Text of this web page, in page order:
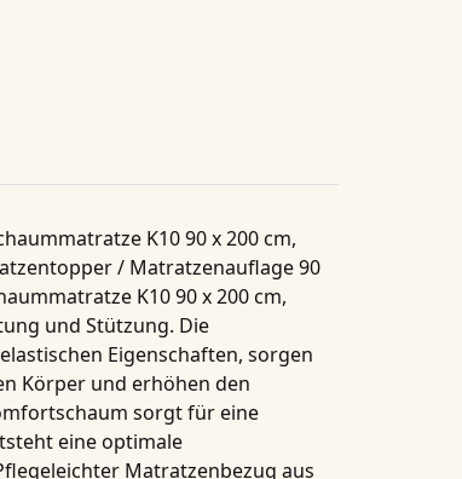
K10 90 x 200 cm,
/ Matratzenauflage 90
K10 90 x 200 cm,
und Stützung. Die
Eigenschaften, sorgen
Körper und erhöhen den
sorgt für eine
eine optimale
Matratzenbezug aus